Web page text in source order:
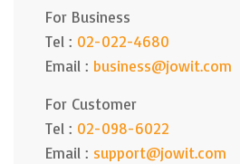
For Business
Tel : 02-022-4680
Email : business@jowit.com
For Customer
Tel : 02-098-6022
Email : support@jowit.com